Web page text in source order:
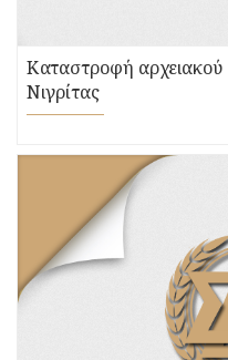
Καταστροφή αρχειακού
Νιγρίτας